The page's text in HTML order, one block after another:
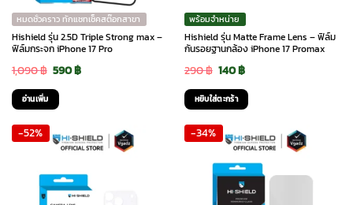
chosen
on
the
product
หมดชั่วคราว ทักแชทเช็คสต๊อกสาขา
Hishield รุ่น 2.5D Triple Strong max –
ฟิล์มกระจก iPhone 17 Pro
1,090฿ Original
price
was:
1,090 ฿.
590฿Current
590 ฿.
อ่านเพิ่ม
พร้อมจำหน่าย
Hishield รุ่น Matte Frame Lens – ฟิล์ม
กันรอยฐานกล้อง iPhone 17 Promax
290฿ Original
price
was:
290 ฿.
140฿Current
price
is:
140 ฿.
หยิบใส่ตะกร้า
-52% -34%